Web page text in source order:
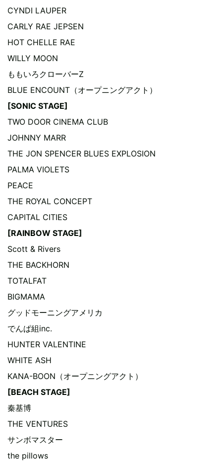
CYNDI LAUPER
CARLY RAE JEPSEN
HOT CHELLE RAE
WILLY MOON
ももいろクローバーZ
BLUE ENCOUNT（オープニングアクト）
[SONIC STAGE]
TWO DOOR CINEMA CLUB
JOHNNY MARR
THE JON SPENCER BLUES EXPLOSION
PALMA VIOLETS
PEACE
THE ROYAL CONCEPT
CAPITAL CITIES
[RAINBOW STAGE]
Scott & Rivers
THE BACKHORN
TOTALFAT
BIGMAMA
グッドモーニングアメリカ
でんぱ組inc.
HUNTER VALENTINE
WHITE ASH
KANA-BOON（オープニングアクト）
[BEACH STAGE]
秦基博
THE VENTURES
サンボマスター
the pillows